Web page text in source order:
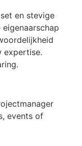
en stevige
expertise.
events of